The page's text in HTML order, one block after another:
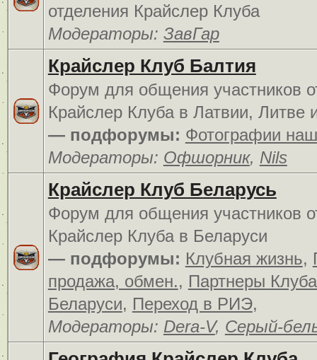
отделения Крайслер Клуба
Модераторы: ЗавГар
Крайслер Клуб Балтия
Форум для общения участников
Крайслер Клуба в Латвии, Литве
— подфорумы: Фотографии
Модераторы: Офшорник, Nils
Крайслер Клуб Беларусь
Форум для общения участников
Крайслер Клуба в Беларуси
— подфорумы: Клубная жизнь,
продажа, обмен., Партнеры
Беларуси, Переход в РИЭ,
Модераторы: Dera-V, Серый-